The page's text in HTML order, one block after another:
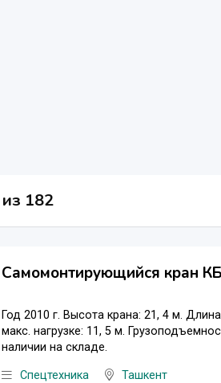
182
Самомонтирующийся кран
Год 2010 г. Высота крана: 21, 4 м.
макс. нагрузке: 11, 5 м.
наличии на складе.
Спецтехника Ташкент